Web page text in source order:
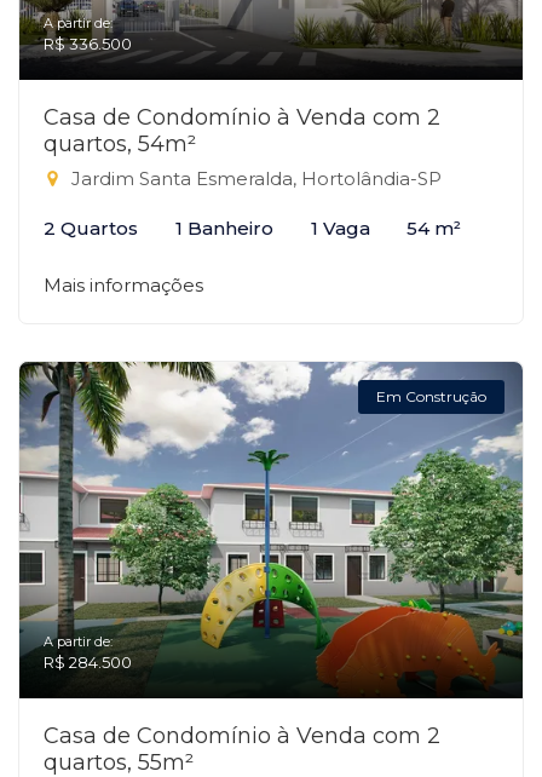
A partir de:
R$ 336.500
Casa de Condomínio à Venda com 2
quartos, 54m²
Jardim Santa Esmeralda, Hortolândia-SP
2 Quartos 1 Banheiro 1 Vaga 54 m²
Mais informações
Em Construção
A partir de:
R$ 284.500
Casa de Condomínio à Venda com 2
quartos, 55m²